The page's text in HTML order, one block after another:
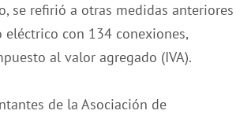
se refirió a otras medidas anteriores
con 134 conexiones,
al valor agregado (IVA).
de la Asociación de